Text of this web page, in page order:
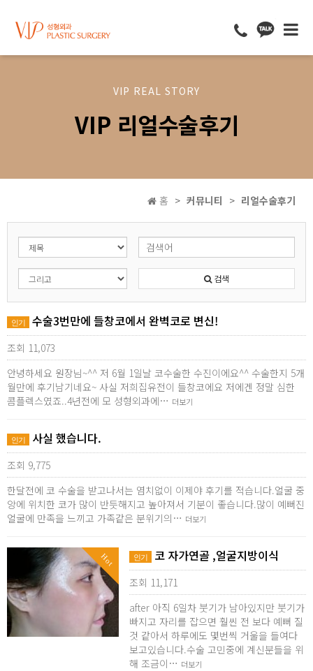
VIP REAL STORY
VIP 리얼수술후기
홈 커뮤니티 리얼수술후기
검색
인기 수술3번만에 들창코에서 완벽코로 변신!
조회 11,073
안녕하세요 원장님~^^ 저 6월 1일날 코수술한 수진이에요^^ 수술한지 5개
월만에 후기남기네요~ 사실 저희집유전이 들창코에요 저에겐 정말 심한
콤플렉스였죠..4년전에 모 성형외과에… 더보기
인기 사실 했습니다.
조회 9,775
한달전에 코 수술을 받고나서는 염치없이 이제야 후기를 적습니다.얼굴 중
앙에 위치한 코가 많이 반듯해지고 높아져서 기분이 좋습니다.많이 예뻐진
얼굴에 만족을 느끼고 가족같은 분위기의… 더보기
Hot 인기 코 자가연골 ,얼굴지방이식
조회 11,171
after 아직 6일차 붓기가 남아있지만 붓기가
빠지고 자리를 잡으면 훨씬 전 보다 예뻐 질
것 같아서 하루에도 몇번씩 거울을 들여다
보고있습니다.수술 고민중에 계신분들을 위
해 조금이… 더보기